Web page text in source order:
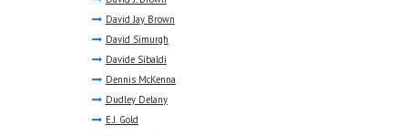
David Jay Brown
David Simurgh
Davide Sibaldi
Dennis McKenna
Dudley Delany
E.J. Gold